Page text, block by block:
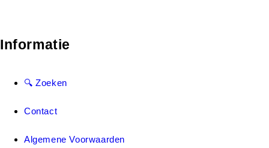
Informatie
🔍 Zoeken
Contact
Algemene Voorwaarden